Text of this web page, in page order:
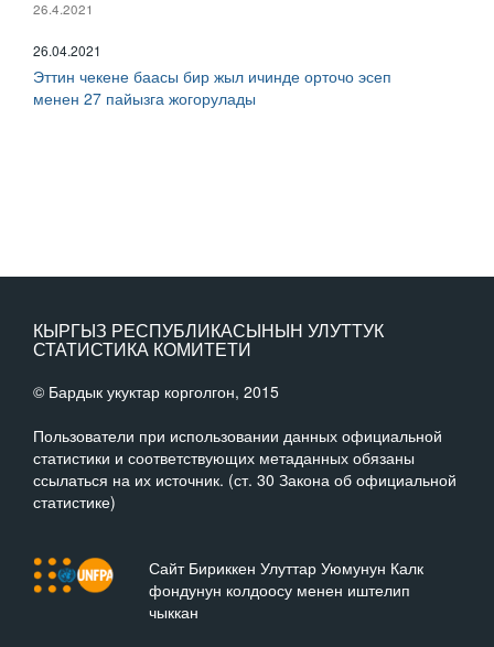
26.4.2021
26.04.2021
Эттин чекене баасы бир жыл ичинде орточо эсеп
менен 27 пайызга жогорулады
КЫРГЫЗ РЕСПУБЛИКАСЫНЫН УЛУТТУК
СТАТИСТИКА КОМИТЕТИ
© Бардык укуктар корголгон, 2015
Пользователи при использовании данных официальной
статистики и соответствующих метаданных обязаны
ссылаться на их источник. (ст. 30 Закона об официальной
статистике)
Сайт Бириккен Улуттар Уюмунун Калк
фондунун колдоосу менен иштелип
чыккан